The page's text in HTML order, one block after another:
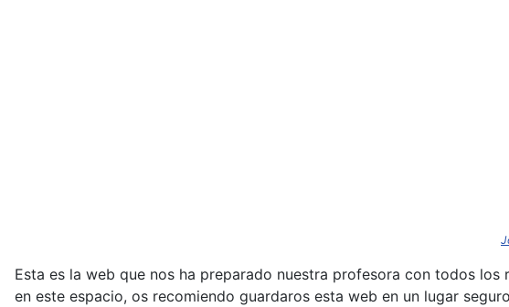
Esta es la web que nos ha preparado nuestra profesora con todos
en este espacio, os recomiendo guardaros esta web en un lugar